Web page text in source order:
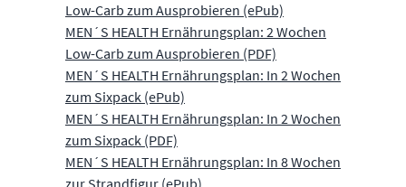
Low-Carb zum Ausprobieren (ePub)
MEN´S HEALTH Ernährungsplan: 2 Wochen
Low-Carb zum Ausprobieren (PDF)
MEN´S HEALTH Ernährungsplan: In 2 Wochen
zum Sixpack (ePub)
MEN´S HEALTH Ernährungsplan: In 2 Wochen
zum Sixpack (PDF)
MEN´S HEALTH Ernährungsplan: In 8 Wochen